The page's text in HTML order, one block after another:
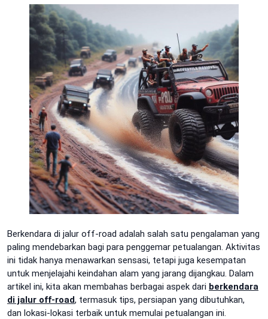
Berkendara di jalur off-road adalah salah satu pengalaman yang
paling mendebarkan bagi para penggemar petualangan. Aktivitas
ini tidak hanya menawarkan sensasi, tetapi juga kesempatan
untuk menjelajahi keindahan alam yang jarang dijangkau. Dalam
artikel ini, kita akan membahas berbagai aspek dari berkendara
di jalur off-road, termasuk tips, persiapan yang dibutuhkan,
dan lokasi-lokasi terbaik untuk memulai petualangan ini.